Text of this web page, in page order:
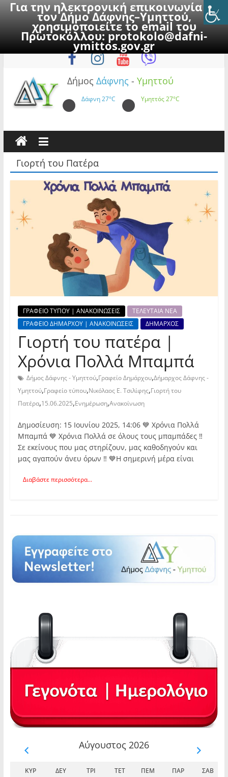
Για την ηλεκτρονική επικοινωνία με
τον Δήμο Δάφνης–Υμηττού,
χρησιμοποιείτε το email του
Πρωτοκόλλου:protokolo@dafni-
ymittos.gov.gr
to
Παρασκευή, 7 Αυγούστου 2026
Δήμος Δάφνης - Υμηττού
Δάφνη27°C Υμηττός27°C
Γιορτή του Πατέρα
ΓΡΑΦΕΙΟ ΤΥΠΟΥ | ΑΝΑΚΟΙΝΩΣΕΙΣ
ΤΕΛΕΥΤΑΙΑ ΝΕΑ
ΓΡΑΦΕΙΟ ΔΗΜΑΡΧΟΥ | ΑΝΑΚΟΙΝΩΣΕΙΣ
ΔΗΜΑΡΧΟΣ
Γιορτή του πατέρα |
Χρόνια Πολλά Μπαμπά
Δήμος Δάφνης - Υμηττού,Γραφείο Δημάρχου,Δήμαρχος Δάφνης -
Υμηττού,Γραφείο τύπου,Νικόλαος Ε. Τσιλίφης,Γιορτή του
Πατέρα,15.06.2025,Ενημέρωση,Ανακοίνωση
Δημοσίευση: 15 Ιουνίου 2025, 14:06 💙 Χρόνια Πολλά
Μπαμπά 💙 Χρόνια Πολλά σε όλους τους μπαμπάδες ‼️
Σε εκείνους που μας στηρίζουν, μας καθοδηγούν και
μας αγαπούν άνευ όρων ‼️ 💙Η σημερινή μέρα είναι
Διαβάστε περισσότερα...
Αύγουστος 2026
ΚΥΡ ΔΕΥ ΤΡΊ ΤΕΤ ΠΈΜ ΠΑΡ ΣΆΒ